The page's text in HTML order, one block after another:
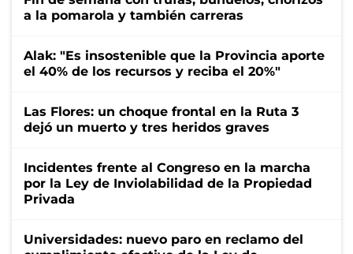
a la pomarola y también carreras
Alak: "Es insostenible que la Provincia aporte
el 40% de los recursos y reciba el 20%"
Las Flores: un choque frontal en la Ruta 3
dejó un muerto y tres heridos graves
Incidentes frente al Congreso en la marcha
por la Ley de Inviolabilidad de la Propiedad
Privada
Universidades: nuevo paro en reclamo del